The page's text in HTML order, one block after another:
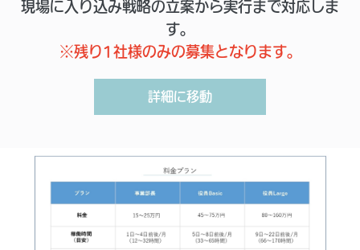
現場に入り込み戦略の立案から実行まで対応しま
す。
※残り1社様のみの募集となります。
詳細に移動